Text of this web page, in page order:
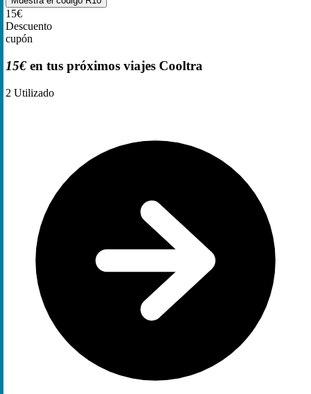
15€
Descuento
cupón
15€ en tus próximos viajes Cooltra
2 Utilizado